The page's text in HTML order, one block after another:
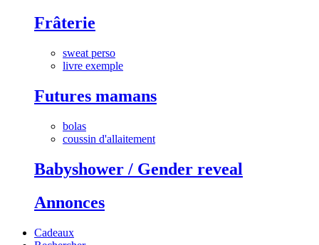
Frâterie
sweat perso
livre exemple
Futures mamans
bolas
coussin d'allaitement
Babyshower / Gender reveal
Annonces
Cadeaux